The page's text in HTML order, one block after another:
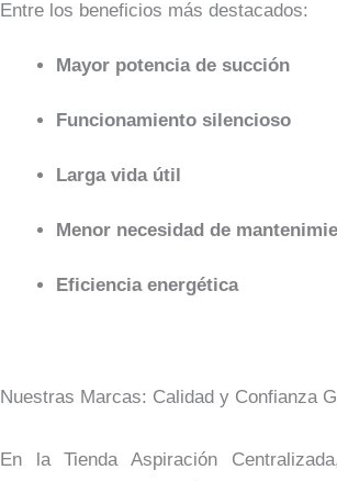
Entre los beneficios más destacados:
Mayor potencia de succión
Funcionamiento silencioso
Larga vida útil
Menor necesidad de
Eficiencia energética
Nuestras Marcas: Calidad y Confianza
En la Tienda Aspiración